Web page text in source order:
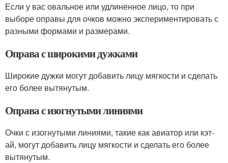
Если у вас овальное или удлиненное лицо, то при
выборе оправы для очков можно экспериментировать с
разными формами и размерами.
Оправа с широкими дужками
Широкие дужки могут добавить лицу мягкости и сделать
его более вытянутым.
Оправа с изогнутыми линиями
Очки с изогнутыми линиями, такие как авиатор или кэт-
ай, могут добавить лицу мягкости и сделать его более
вытянутым.